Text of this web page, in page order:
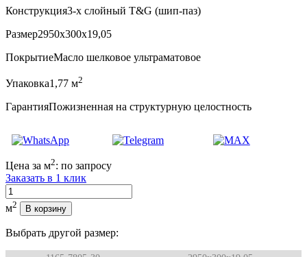
Конструкция3-х слойный T&G (шип-паз)
Размер2950x300x19,05
ПокрытиеМасло шелковое ультраматовое
Упаковка1,77 м2
ГарантияПожизненная на структурную целостность
Цена за м2: по запросу
Заказать в 1 клик
Количество
м2 В корзину
Выбрать другой размер: